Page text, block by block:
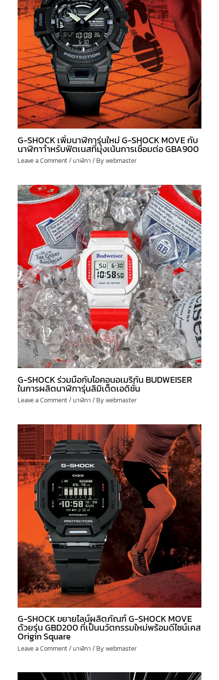
G-SHOCK เพิ่มนาฬิการุ่นใหม่ G-SHOCK MOVE กับ
นาฬิกาาำหรับฟิตเนสที่มุ่งเน้นการเชื่อมต่อ GBA900
Leave a Comment/ นาฬิกา / Bywebmaster
G-SHOCK ร่วมมือกับไอคอนอเมริกัน BUDWEISER
ในการผลิตนาฬิการุ่นลิมิเต็ดเอดิชั่น
Leave a Comment/ นาฬิกา / Bywebmaster
G-SHOCK ขยายไลน์ผลิตภัณฑ์ G-SHOCK MOVE
ด้วยรุ่น GBD200 ที่เป็นนวัตกรรมใหม่พร้อมดีไซน์เคส
Origin Square
Leave a Comment/ นาฬิกา / Bywebmaster